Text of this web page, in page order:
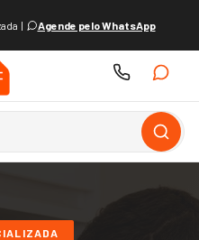
| Agende pelo WhatsApp